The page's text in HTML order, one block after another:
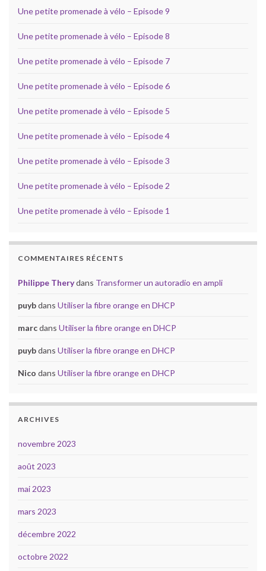
Une petite promenade à vélo – Episode 9
Une petite promenade à vélo – Episode 8
Une petite promenade à vélo – Episode 7
Une petite promenade à vélo – Episode 6
Une petite promenade à vélo – Episode 5
Une petite promenade à vélo – Episode 4
Une petite promenade à vélo – Episode 3
Une petite promenade à vélo – Episode 2
Une petite promenade à vélo – Episode 1
COMMENTAIRES RÉCENTS
Philippe Therydans Transformer un autoradio en ampli
puybdans Utiliser la fibre orange en DHCP
marcdans Utiliser la fibre orange en DHCP
puybdans Utiliser la fibre orange en DHCP
Nico dans Utiliser la fibre orange en DHCP
ARCHIVES
novembre 2023
août 2023
mai 2023
mars 2023
décembre 2022
octobre 2022